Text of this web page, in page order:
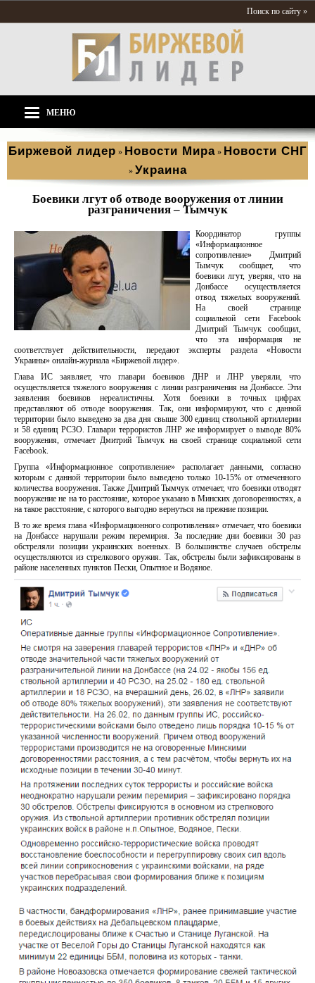
Поиск по сайту »
МЕНЮ
Биржевой лидер » Новости Мира » Новости СНГ
» Украина
Боевики лгут об отводе вооружения от линии
разграничения – Тымчук
Координатор группы
«Информационное
сопротивление» Дмитрий
Тымчук сообщает, что
боевики лгут, уверяя, что на
Донбассе осуществляется
отвод тяжелых вооружений.
На своей странице
социальной сети Facebook
Дмитрий Тымчук сообщил,
что эта информация не
соответствует действительности, передают эксперты раздела «Новости
Украины» онлайн-журнала «Биржевой лидер».
Глава ИС заявляет, что главари боевиков ДНР и ЛНР уверяли, что
осуществляется тяжелого вооружения с линии разграничения на Донбассе. Эти
заявления боевиков нереалистичны. Хотя боевики в точных цифрах
представляют об отводе вооружения. Так, они информируют, что с данной
территории было выведено за два дня свыше 300 единиц ствольной артиллерии
и 58 единиц РСЗО. Главари террористов ЛНР же информирует о выводе 80%
вооружения, отмечает Дмитрий Тымчук на своей странице социальной сети
Facebook.
Группа «Информационное сопротивление» располагает данными, согласно
которым с данной территории было выведено только 10-15% от отмеченного
количества вооружения. Также Дмитрий Тымчук отмечает, что боевики отводят
вооружение не на то расстояние, которое указано в Минских договоренностях, а
на такое расстояние, с которого выгодно вернуться на прежние позиции.
В то же время глава «Информационного сопротивления» отмечает, что боевики
на Донбассе нарушали режим перемирия. За последние дни боевики 30 раз
обстреляли позиции украинских военных. В большинстве случаев обстрелы
осуществляются из стрелкового оружия. Так, обстрелы были зафиксированы в
районе населенных пунктов Пески, Опытное и Водяное.